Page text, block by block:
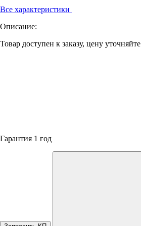
Все характеристики
Описание:
Товар доступен к заказу, цену уточняйте
Гарантия 1 год